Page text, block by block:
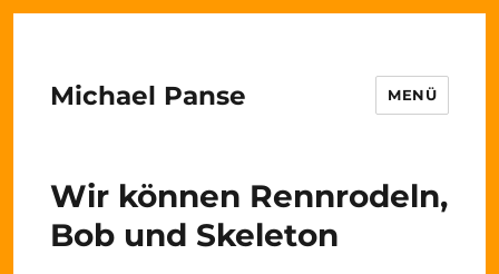
Michael Panse MENÜ
Wir können Rennrodeln,
Bob und Skeleton